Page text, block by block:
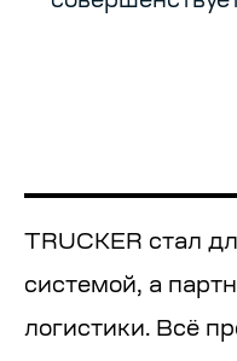
TRUCKER стал
системой, а
логистики. Всё